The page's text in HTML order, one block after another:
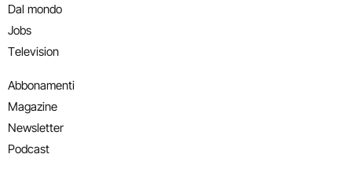
Dal mondo
Jobs
Television
Abbonamenti
Magazine
Newsletter
Podcast